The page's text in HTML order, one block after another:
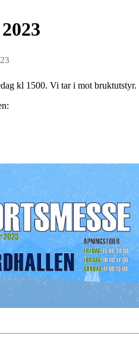
kl 1500. Vi tar i mot bruktutstyr.